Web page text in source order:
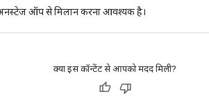
ऑप से मिलान करना आवश्यक है।
क्या इस कॉन्टेंट से आपको मदद मिली?